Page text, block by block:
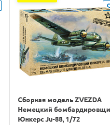
Сборная модель ZVEZDA
Немецкий
Юнкерс Ju-88, 1/72